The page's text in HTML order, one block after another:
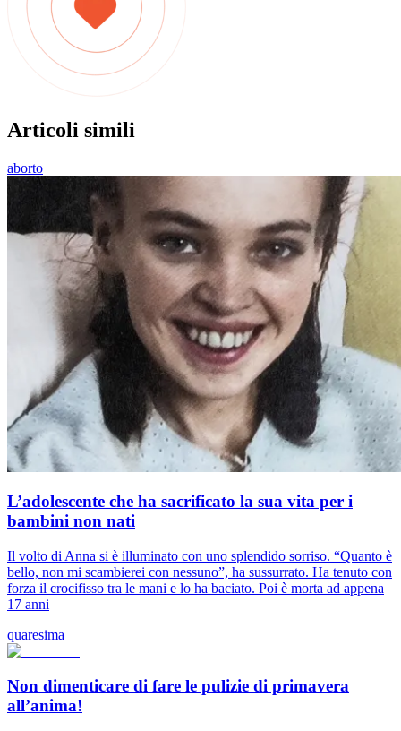
Articoli simili
aborto
L’adolescente che ha sacrificato la sua vita per i
bambini non nati
Il volto di Anna si è illuminato con uno splendido sorriso. “Quanto è
bello, non mi scambierei con nessuno”, ha sussurrato. Ha tenuto con
forza il crocifisso tra le mani e lo ha baciato. Poi è morta ad appena
17 anni
quaresima
Non dimenticare di fare le pulizie di primavera
all’anima!